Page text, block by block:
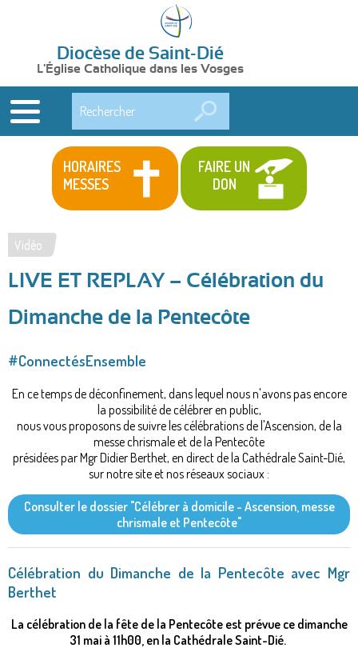
Diocèse de Saint-Dié
L'Église Catholique dans les Vosges
HORAIRES
MESSES
FAIRE UN
DON
Vous
êtes
ici
Vidéo
LIVE ET REPLAY – Célébration du
Dimanche de la Pentecôte
#ConnectésEnsemble
En ce temps de déconfinement, dans lequel nous n'avons pas encore
la possibilité de célébrer en public,
nous vous proposons de suivre les célébrations de l'Ascension, de la
messe chrismale et de la Pentecôte
présidées par Mgr Didier Berthet, en direct de la Cathédrale Saint-Dié,
sur notre site et nos réseaux sociaux :
Consulter le dossier "Célébrer à domicile - Ascension, messe
chrismale et Pentecôte"
Célébration du Dimanche de la Pentecôte avec Mgr
Berthet
La célébration de la fête de la Pentecôte est prévue ce dimanche
31 mai à 11h00, en la Cathédrale Saint-Dié.